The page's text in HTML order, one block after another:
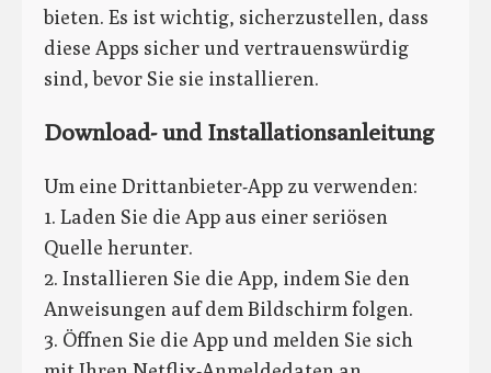
bieten. Es ist wichtig, sicherzustellen, dass
diese Apps sicher und vertrauenswürdig
sind, bevor Sie sie installieren.
Download- und Installationsanleitung
Um eine Drittanbieter-App zu verwenden:
1. Laden Sie die App aus einer seriösen
Quelle herunter.
2. Installieren Sie die App, indem Sie den
Anweisungen auf dem Bildschirm folgen.
3. Öffnen Sie die App und melden Sie sich